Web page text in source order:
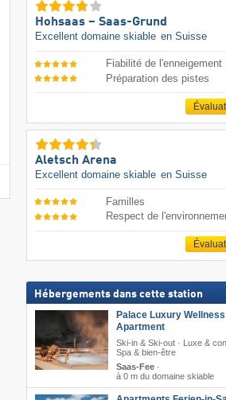
Hohsaas – Saas-Grund
Excellent domaine skiable en Suisse
Fiabilité de l'enneigement
Préparation des pistes
Aletsch Arena
Excellent domaine skiable en Suisse
Familles
Respect de
Hébergements dans cette station
Palace Luxury Wellness
Apartment
Ski-in & Ski-out · Luxe &
Spa & bien-être
Saas-Fee·
à 0 m du domaine skiable